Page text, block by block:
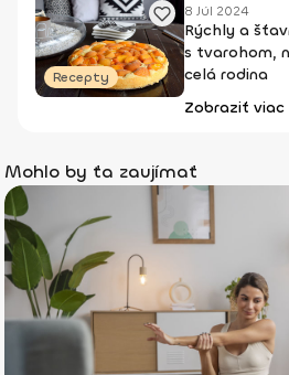
Recepty
8 Júl 2024
Rýchly a
s tvarohom,
celá rodina
Zobraziť viac
Mohlo by ťa zaujímať